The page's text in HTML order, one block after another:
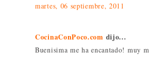
martes, 06 septiembre, 2011
CocinaConPoco.com dijo...
Buenisima me ha encantado! muy